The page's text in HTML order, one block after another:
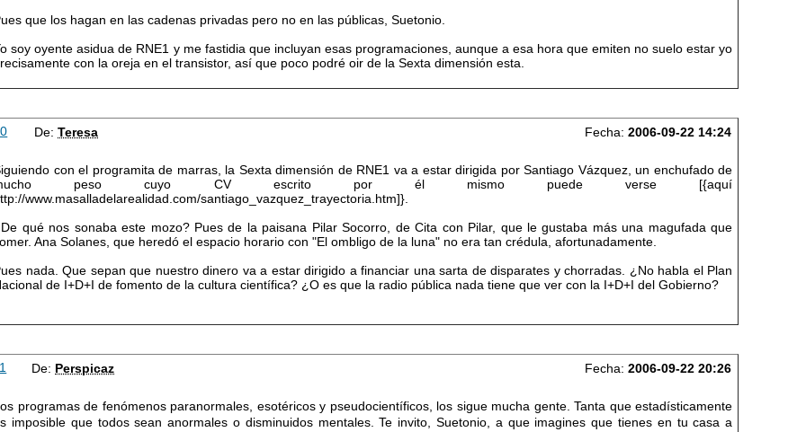
que los hagan en las cadenas privadas pero no en las públicas, Suetonio.
soy oyente asidua de RNE1 y me fastidia que incluyan esas programaciones, aunque a esa hora que emiten no suelo estar yo
con la oreja en el transistor, así que poco podré oir de la Sexta dimensión esta.
De:Teresa Fecha:2006-09-22 14:24
con el programita de marras, la Sexta dimensión de RNE1 va a estar dirigida por Santiago Vázquez, un enchufado de
peso cuyo CV escrito por él mismo puede verse [{aquí
www.masalladelarealidad.com/santiago_vazquez_trayectoria.htm]}.
qué nos sonaba este mozo? Pues de la paisana Pilar Socorro, de Cita con Pilar, que le gustaba más una magufada que
Ana Solanes, que heredó el espacio horario con "El ombligo de la luna" no era tan crédula, afortunadamente.
nada. Que sepan que nuestro dinero va a estar dirigido a financiar una sarta de disparates y chorradas. ¿No habla el Plan
de I+D+I de fomento de la cultura científica? ¿O es que la radio pública nada tiene que ver con la I+D+I del Gobierno?
De: Perspicaz Fecha:2006-09-22 20:26
programas de fenómenos paranormales, esotéricos y pseudocientíficos, los sigue mucha gente. Tanta que estadísticamente
imposible que todos sean anormales o disminuidos mentales. Te invito, Suetonio, a que imagines que tienes en tu casa a